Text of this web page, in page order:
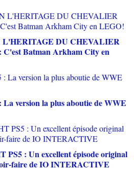
DU CHEVALIER
Batman Arkham City en
version la plus aboutie de WWE
: Un excellent épisode original
faire de IO INTERACTIVE